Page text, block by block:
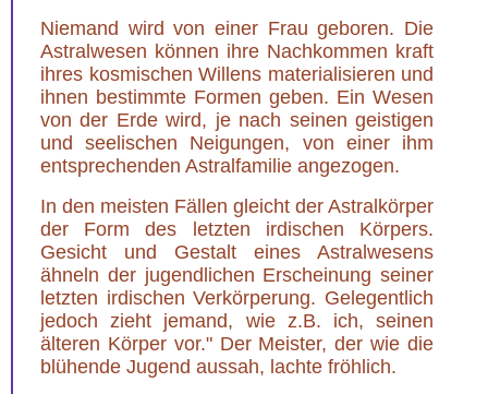
Niemand wird von einer Frau geboren. Die
Astralwesen können ihre Nachkommen kraft
ihres kosmischen Willens materialisieren und
ihnen bestimmte Formen geben. Ein Wesen
von der Erde wird, je nach seinen geistigen
und seelischen Neigungen, von einer ihm
entsprechenden Astralfamilie angezogen.
In den meisten Fällen gleicht der Astralkörper
der Form des letzten irdischen Körpers.
Gesicht und Gestalt eines Astralwesens
ähneln der jugendlichen Erscheinung seiner
letzten irdischen Verkörperung. Gelegentlich
jedoch zieht jemand, wie z.B. ich, seinen
älteren Körper vor." Der Meister, der wie die
blühende Jugend aussah, lachte fröhlich.